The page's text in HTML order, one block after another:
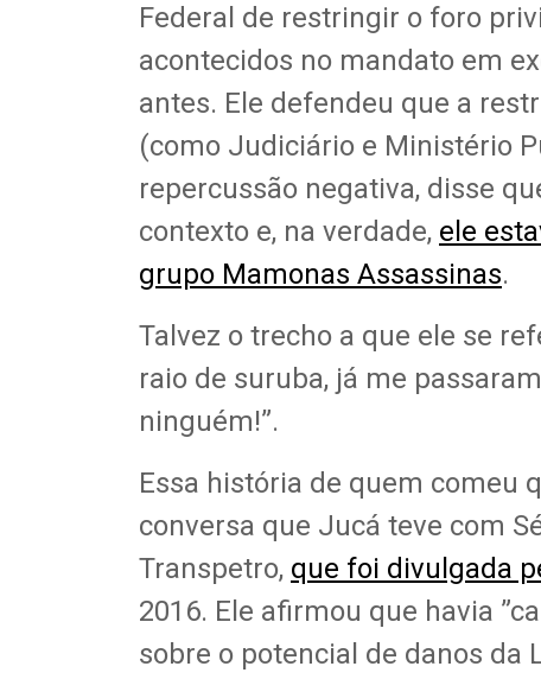
Federal de restringir o foro
acontecidos no mandato em
antes. Ele defendeu que a
(como Judiciário e Ministério
repercussão negativa, disse
contexto e, na verdade, ele
grupo Mamonas Assassinas.
Talvez o trecho a que ele se
raio de suruba, já me
ninguém!”.
Essa história de quem comeu
conversa que Jucá teve com
Transpetro, que foi divulgada
2016. Ele afirmou que havia
sobre o potencial de danos da